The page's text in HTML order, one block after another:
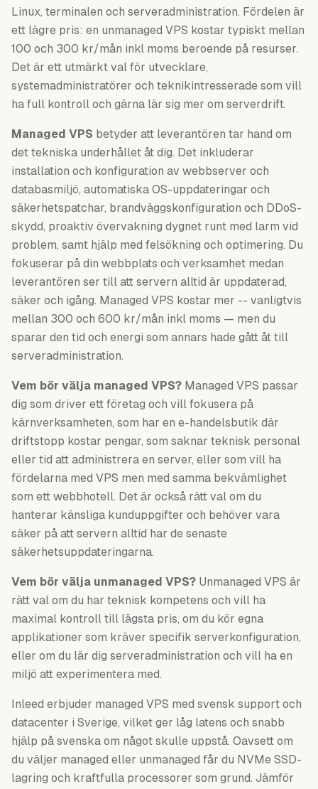
Linux, terminalen och serveradministration. Fördelen är
ett lägre pris: en unmanaged VPS kostar typiskt mellan
100 och 300 kr/mån inkl moms beroende på resurser.
Det är ett utmärkt val för utvecklare,
systemadministratörer och teknikintresserade som vill
ha full kontroll och gärna lär sig mer om serverdrift.
Managed VPS betyder att leverantören tar hand om
det tekniska underhållet åt dig. Det inkluderar
installation och konfiguration av webbserver och
databasmiljö, automatiska OS-uppdateringar och
säkerhetspatchar, brandväggskonfiguration och DDoS-
skydd, proaktiv övervakning dygnet runt med larm vid
problem, samt hjälp med felsökning och optimering. Du
fokuserar på din webbplats och verksamhet medan
leverantören ser till att servern alltid är uppdaterad,
säker och igång. Managed VPS kostar mer -- vanligtvis
mellan 300 och 600 kr/mån inkl moms — men du
sparar den tid och energi som annars hade gått åt till
serveradministration.
Vem bör välja managed VPS? Managed VPS passar
dig som driver ett företag och vill fokusera på
kärnverksamheten, som har en e-handelsbutik där
driftstopp kostar pengar, som saknar teknisk personal
eller tid att administrera en server, eller som vill ha
fördelarna med VPS men med samma bekvämlighet
som ett webbhotell. Det är också rätt val om du
hanterar känsliga kunduppgifter och behöver vara
säker på att servern alltid har de senaste
säkerhetsuppdateringarna.
Vem bör välja unmanaged VPS? Unmanaged VPS är
rätt val om du har teknisk kompetens och vill ha
maximal kontroll till lägsta pris, om du kör egna
applikationer som kräver specifik serverkonfiguration,
eller om du lär dig serveradministration och vill ha en
miljö att experimentera med.
Inleed erbjuder managed VPS med svensk support och
datacenter i Sverige, vilket ger låg latens och snabb
hjälp på svenska om något skulle uppstå. Oavsett om
du väljer managed eller unmanaged får du NVMe SSD-
lagring och kraftfulla processorer som grund. Jämför